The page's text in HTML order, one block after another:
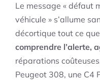
Le message « défaut
véhicule » s’allume
décortique tout ce
comprendre l’alerte,
réparations
Peugeot 308, une C4